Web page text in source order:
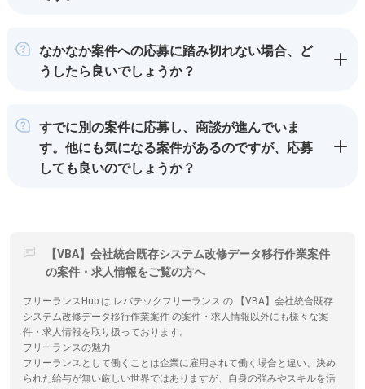
なかなか案件への応募に踏み切れない場合、ど
うしたら良いでしょうか？
すでに別の案件に応募し、商談が進んでいま
す。他にも気になる案件があるのですが、応募
しても良いのでしょうか？
【VBA】会社統合既存システム改修データ移行作業案件
の案件・求人情報をご覧の方へ
フリーランスHub は レバテックフリーランス の 【VBA】会社統合既存
システム改修データ移行作業案件 の案件・求人情報以外にも様々な案
件・求人情報を取り扱っております。
フリーランスの魅力
フリーランスとして働くことは企業に雇用されて働く場合と違い、決め
られた給与が無い厳しい世界ではありますが、自身の強みやスキルを活